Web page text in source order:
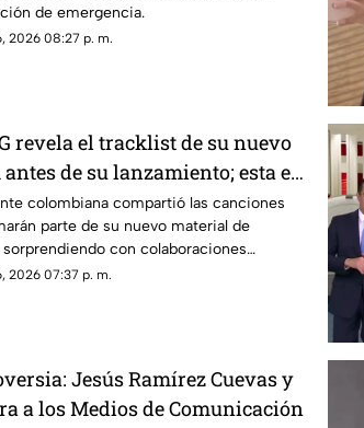
de emergencia.
2026 08:27 p. m.
revela el tracklist de su nuevo
de su lanzamiento; esta es
completa
colombiana compartió las canciones
parte de su nuevo material de
con colaboraciones
2026 07:37 p. m.
Jesús Ramírez Cuevas y
a los Medios de Comunicación